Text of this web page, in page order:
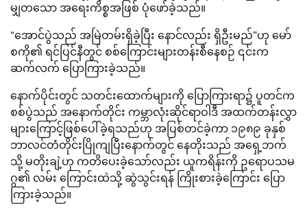
မျှတသော အရေးကိစ္စအဖြစ် ပုံဖော်ခဲ့သည်။
“အောင်ပွဲသည် အမြဲတမ်းရှိခဲ့ပြီး နောင်လည်း ရှိဦးမည်”ဟု မော်
စကို၏ ရင်ပြင်နီတွင် စစ်ကြောင်းများတန်းစီနေစဉ် ၎င်းက
ဆက်လက် ပြောကြားခဲ့သည်။
နောက်ပိုင်းတွင် သတင်းထောက်များကို ပြောကြားရာ၌ ပူတင်က
စစ်ပွဲသည် အနောက်တိုင်း ကမ္ဘာလုံးဆိုင်ရာဝါဒီ အထက်တန်းလွှာ
များကြောင့်ဖြစ်ပေါ်ခဲ့ရသည်ဟု အပြစ်တင်ခဲ့ကာ ၁၉၈၉ ခုနှစ်
ဘာလင်တံတိုင်းပြိုကျပြီးနောက်တွင် နေတိုးသည် အရှေ့ဘက်
သို့ မတိုးချဲ့ဟု ကတိပေးခဲ့သော်လည်း ယူကရိန်းကို ဥရောပသမ
ဂ္ဂ၏ လမ်း ကြောင်းထဲသို့ ဆွဲသွင်းရန် ကြိုးစားခဲ့ကြောင်း ပြော
ကြားခဲ့သည်။